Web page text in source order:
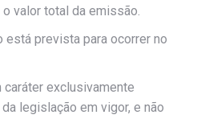
valor total da emissão.
está prevista para ocorrer no
exclusivamente
legislação em vigor, e não